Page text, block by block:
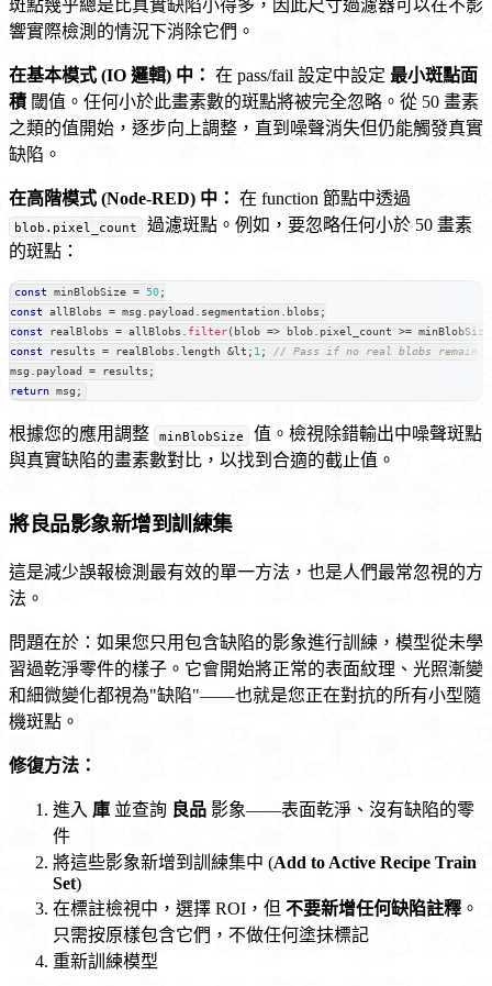
斑點幾乎總是比真實缺陷小得多，因此尺寸過濾器可以在不影
響實際檢測的情況下消除它們。
在基本模式 (IO 邏輯) 中： 在 pass/fail 設定中設定 最小斑點面
積 閾值。任何小於此畫素數的斑點將被完全忽略。從 50 畫素
之類的值開始，逐步向上調整，直到噪聲消失但仍能觸發真實
缺陷。
在高階模式 (Node-RED) 中： 在 function 節點中透過
blob.pixel_count
過濾斑點。例如，要忽略任何小於 50 畫素
的斑點：
const minBlobSize = 50;
const allBlobs = msg . payload . segmentation. blobs ;
const realBlobs = allBlobs . filter( blob => blob. pixel_count >= minBlobSize
const results = realBlobs .length &lt ; 1;
// Pass if no real blobs remain
msg . payload = results ;
return msg ;
根據您的應用調整 minBlobSize
值。檢視除錯輸出中噪聲斑點
與真實缺陷的畫素數對比，以找到合適的截止值。
將良品影象新增到訓練集
這是減少誤報檢測最有效的單一方法，也是人們最常忽視的方
法。
問題在於：如果您只用包含缺陷的影象進行訓練，模型從未學
習過乾淨零件的樣子。它會開始將正常的表面紋理、光照漸變
和細微變化都視為"缺陷"——也就是您正在對抗的所有小型隨
機斑點。
修復方法：
進入 庫 並查詢 良品 影象——表面乾淨、沒有缺陷的零
件
將這些影象新增到訓練集中 (Add to Active Recipe Train
Set)
在標註檢視中，選擇 ROI，但 不要新增任何缺陷註釋 。
只需按原樣包含它們，不做任何塗抹標記
重新訓練模型